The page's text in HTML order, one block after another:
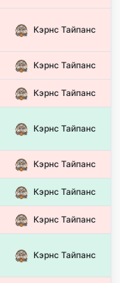
Кэрнс Тайпанс
Кэрнс Тайпанс
Кэрнс Тайпанс
Кэрнс Тайпанс
Кэрнс Тайпанс
Кэрнс Тайпанс
Кэрнс Тайпанс
Кэрнс Тайпанс